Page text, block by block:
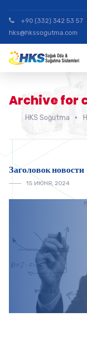
+90 (332) 342 53 57
hks@hkssogutma.com
Archive for
HKS Soğutma
Заголовок новости
15 ИЮНЯ, 2024